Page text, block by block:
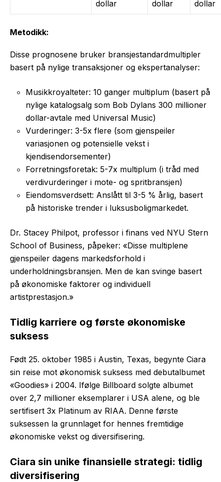
dollar dollar dollar
Metodikk:
Disse prognosene bruker bransjestandardmultipler
basert på nylige transaksjoner og ekspertanalyser:
Musikkroyalteter: 10 ganger multiplum (basert på
nylige katalogsalg som Bob Dylans 300 millioner
dollar-avtale med Universal Music)
Vurderinger: 3-5x flere (som gjenspeiler
variasjonen og potensielle vekst i
kjendisendorsementer)
Forretningsforetak: 5-7x multiplum (i tråd med
verdivurderinger i mote- og spritbransjen)
Eiendomsverdsett: Anslått til 3-5 % årlig, basert
på historiske trender i luksusboligmarkedet.
Dr. Stacey Philpot, professor i finans ved NYU Stern
School of Business, påpeker: «Disse multiplene
gjenspeiler dagens markedsforhold i
underholdningsbransjen. Men de kan svinge basert
på økonomiske faktorer og individuell
artistprestasjon.»
Tidlig karriere og første økonomiske
suksess
Født 25. oktober 1985 i Austin, Texas, begynte Ciara
sin reise mot økonomisk suksess med debutalbumet
«Goodies» i 2004. Ifølge Billboard solgte albumet
over 2,7 millioner eksemplarer i USA alene, og ble
sertifisert 3x Platinum av RIAA. Denne første
suksessen la grunnlaget for hennes fremtidige
økonomiske vekst og diversifisering.
Ciara sin unike finansielle strategi: tidlig
diversifisering